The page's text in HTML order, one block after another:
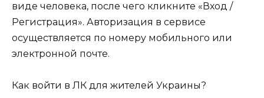
виде человека, после чего кликните «Вход /
Регистрация». Авторизация в сервисе
осуществляется по номеру мобильного или
электронной почте.
Как войти в ЛК для жителей Украины?